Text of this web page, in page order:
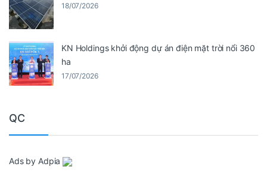
18/07/2026
KN Holdings khởi động dự án điện mặt trời nổi 360
ha
17/07/2026
QC
Ads by Adpia